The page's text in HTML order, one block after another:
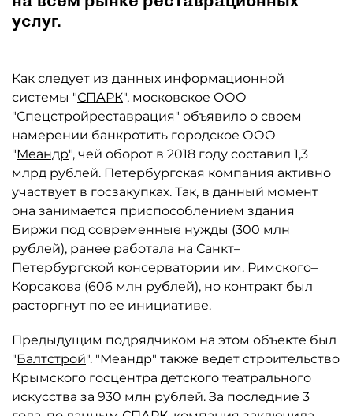
услуг.
Как следует из данных информационной
системы "СПАРК", московское ООО
"Спецстройреставрация" объявило о своем
намерении банкротить городское ООО
"Меандр", чей оборот в 2018 году составил 1,3
млрд рублей. Петербургская компания активно
участвует в госзакупках. Так, в данный момент
она занимается приспособлением здания
Биржи под современные нужды (300 млн
рублей), ранее работала на Санкт–
Петербургской консерватории им. Римского–
Корсакова (606 млн рублей), но контракт был
расторгнут по ее инициативе.
Предыдущим подрядчиком на этом объекте был
"Балтстрой". "Меандр" также ведет строительство
Крымского госцентра детского театрального
искусства за 930 млн рублей. За последние 3